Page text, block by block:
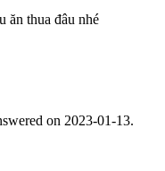
ăn thua đâu nhé
on 2023-01-13.